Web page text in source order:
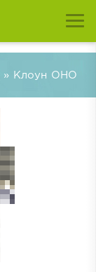
» Клоун ОНО